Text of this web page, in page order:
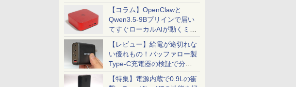
ッズ一挙紹介
【コラム】OpenClawと
Qwen3.5-9Bプリインで届い
てすぐローカルAIが動くミニ
PC「SER9 Pro」
【レビュー】給電が途切れな
い優れもの！バッファロー製
Type-C充電器の検証で分か
ったこと
【特集】電源内蔵で0.9Lの衝